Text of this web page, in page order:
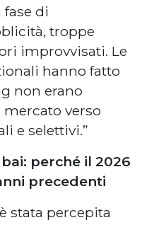
fase di
troppe
improvvisati. Le
hanno fatto
non erano
verso
e selettivi.”
perché il 2026
precedenti
stata percepita